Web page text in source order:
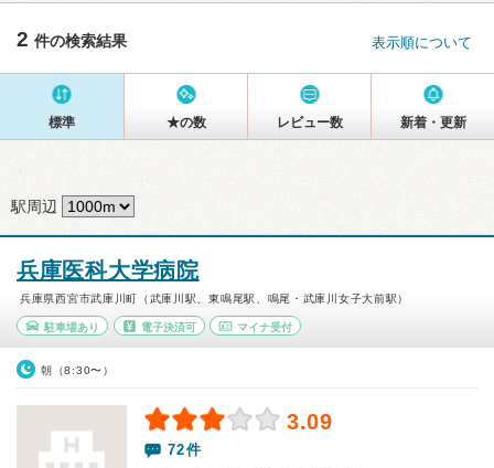
2 件の検索結果 表示順について
標準 ★の数 レビュー数 新着・更新
駅周辺
兵庫医科大学病院
兵庫県西宮市武庫川町（武庫川駅、東鳴尾駅、鳴尾・武庫川女子大前駅）
駐車場あり 電子決済可 マイナ受付
朝（8:30〜）
3.09
72件